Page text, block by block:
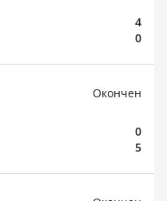
4
0
Oкончен
0
5